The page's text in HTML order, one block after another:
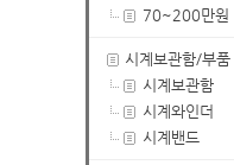
70~200만원
시계보관함/부품
시계보관함
시계와인더
시계밴드